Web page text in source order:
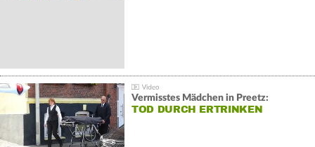
Vermisstes Mädchen in Preetz:
TOD DURCH ERTRINKEN